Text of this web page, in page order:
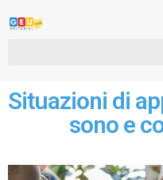
Situazioni di
sono e